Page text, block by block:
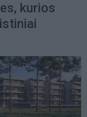
kurios